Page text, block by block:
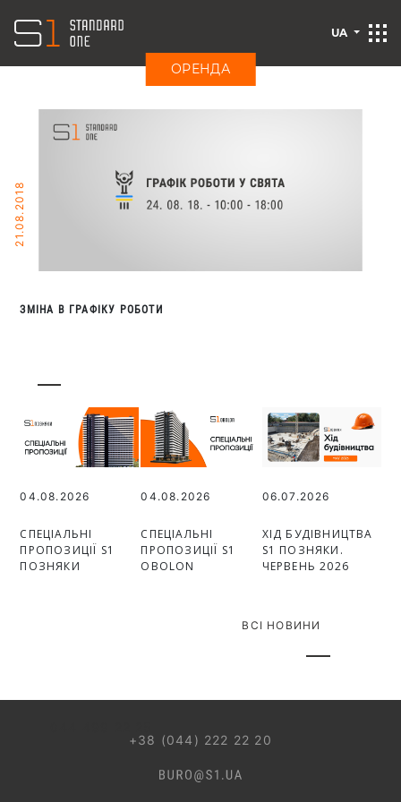
ОРЕНДА
UA
21.08.2018
ЗМІНА В ГРАФІКУ РОБОТИ
04.08.2026
СПЕЦІАЛЬНІ
ПРОПОЗИЦІЇ S1
ПОЗНЯКИ
04.08.2026
СПЕЦІАЛЬНІ
ПРОПОЗИЦІЇ S1
OBOLON
06.07.2026
ХІД БУДІВНИЦТВА
S1 ПОЗНЯКИ.
ЧЕРВЕНЬ 2026
ВСІ НОВИНИ
+38 (044) 222 22 20